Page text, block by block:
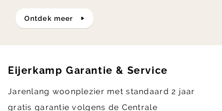
ontdek meer
Eijerkamp Garantie & Service
Jarenlang woonplezier met standaard 2 jaar
gratis garantie volgens de Centrale